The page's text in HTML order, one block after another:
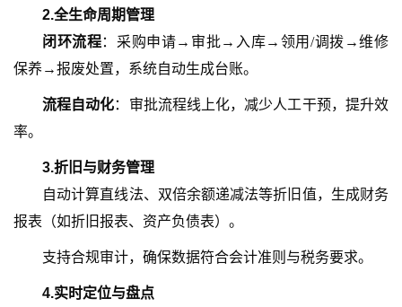
2.全生命周期管理
闭环流程：采购申请→审批→入库→领用/调拨→维修
保养→报废处置，系统自动生成台账。
流程自动化：审批流程线上化，减少人工干预，提升效
率。
3.折旧与财务管理
自动计算直线法、双倍余额递减法等折旧值，生成财务
报表（如折旧报表、资产负债表）。
支持合规审计，确保数据符合会计准则与税务要求。
4.实时定位与盘点